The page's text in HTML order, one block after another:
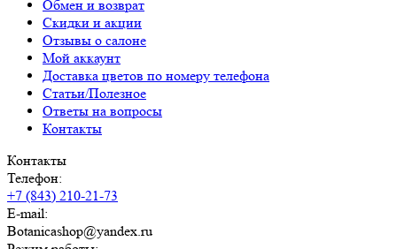
Обмен и возврат
Скидки и акции
Отзывы о салоне
Мой аккаунт
Доставка цветов по номеру телефона
Статьи/Полезное
Ответы на вопросы
Контакты
Контакты
Телефон:
+7 (843) 210-21-73
E-mail:
Botanicashop@yandex.ru